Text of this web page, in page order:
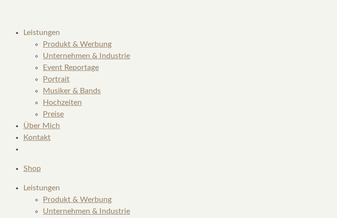
Leistungen
Produkt & Werbung
Unternehmen & Industrie
Event Reportage
Portrait
Musiker & Bands
Hochzeiten
Preise
Über Mich
Kontakt
Shop
Leistungen
Produkt & Werbung
Unternehmen & Industrie